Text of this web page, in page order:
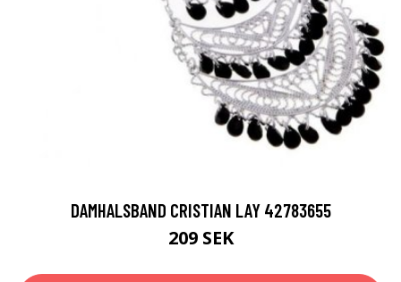
DAMHALSBAND CRISTIAN LAY 42783655
209 SEK